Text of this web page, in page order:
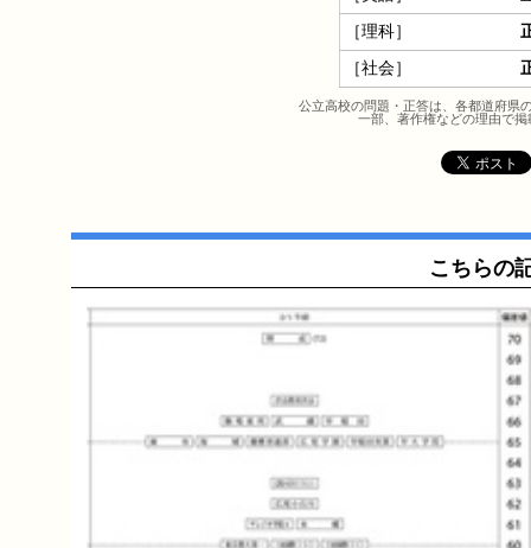
［理科］
［社会］
公立高校の問題・正答は、各都道府県
一部、著作権などの理由で
こちらの